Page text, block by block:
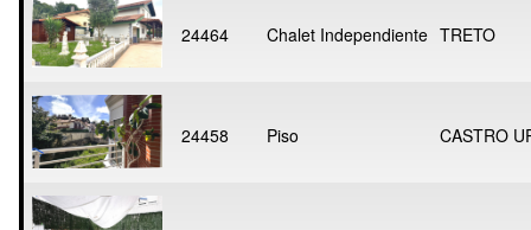
24464 Chalet Independiente TRETO
24458 Piso CASTRO